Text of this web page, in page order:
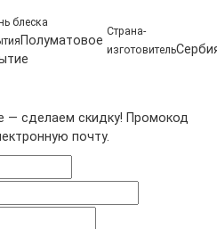
блеска
Полуматовое
Страна-
изготовитель
— сделаем скидку! Промокод
почту.